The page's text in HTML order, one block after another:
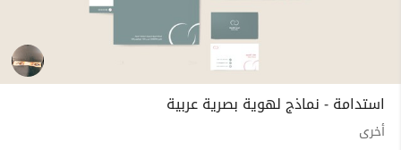
استدامة - نماذج لهوية بصرية عربية
أخرى